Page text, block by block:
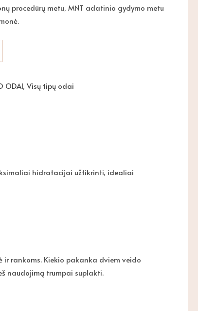
procedūrų metu, MNT adatinio gydymo metu
ODAI, Visų tipų odai
hidratacijai užtikrinti, idealiai
rankoms. Kiekio pakanka dviem veido
naudojimą trumpai suplakti.